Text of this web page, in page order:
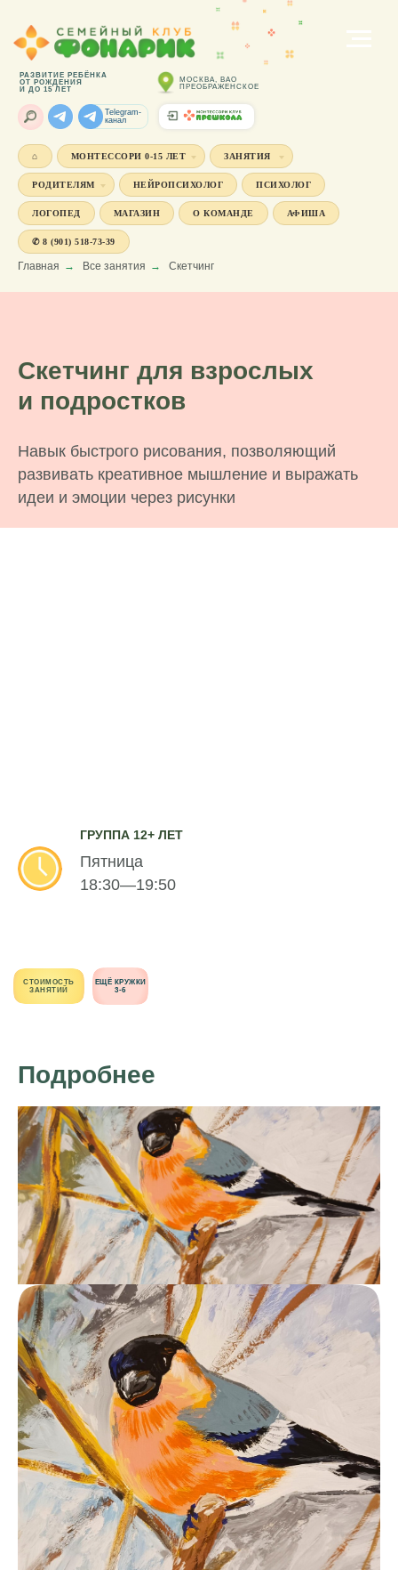
МОСКВА, ВАО
ПРЕОБРАЖЕНСКОЕ
РАЗВИТИЕ РЕБЁНКА
ОТ РОЖДЕНИЯ
И ДО 15 ЛЕТ
Telegram-
канал
⌂ МОНТЕССОРИ 0-15 ЛЕТ ЗАНЯТИЯ
РОДИТЕЛЯМ НЕЙРОПСИХОЛОГ ПСИХОЛОГ
ЛОГОПЕД МАГАЗИН О КОМАНДЕ АФИША
✆ 8 (901) 518-73-39
Главная → Все занятия → Скетчинг
Скетчинг для взрослых
и подростков
Навык быстрого рисования, позволяющий
развивать креативное мышление и выражать
идеи и эмоции через рисунки
ГРУППА 12+ ЛЕТ
Пятница
18:30—19:50
СТОИМОСТЬ
ЗАНЯТИЙ
ЕЩЁ КРУЖКИ
3-6
Подробнее